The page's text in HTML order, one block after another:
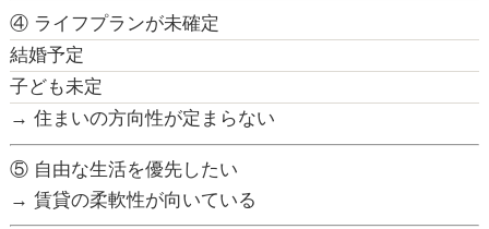
④ ライフプランが未確定
結婚予定
子ども未定
→ 住まいの方向性が定まらない
⑤ 自由な生活を優先したい
→ 賃貸の柔軟性が向いている